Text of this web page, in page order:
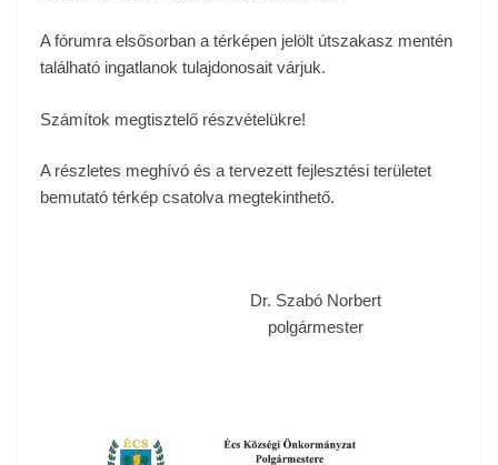
A fórumra elsősorban a térképen jelölt útszakasz mentén
található ingatlanok tulajdonosait várjuk.
Számítok megtisztelő részvételükre!
A részletes meghívó és a tervezett fejlesztési területet
bemutató térkép csatolva megtekinthető.
Dr. Szabó Norbert
polgármester